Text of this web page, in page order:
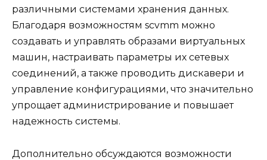
различными системами хранения данных.
Благодаря возможностям scvmm можно
создавать и управлять образами виртуальных
машин, настраивать параметры их сетевых
соединений, а также проводить дискавери и
управление конфигурациями, что значительно
упрощает администрирование и повышает
надежность системы.
Дополнительно обсуждаются возможности